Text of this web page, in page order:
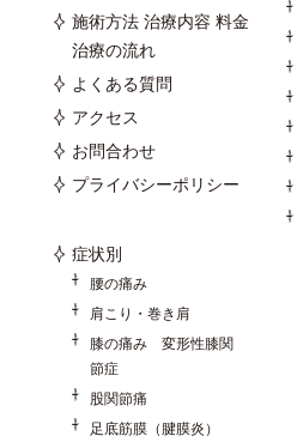
施術方法 治療内容 料金
治療の流れ
よくある質問
アクセス
お問合わせ
プライバシーポリシー
症状別
腰の痛み
肩こり・巻き肩
膝の痛み 変形性膝関
節症
股関節痛
足底筋膜（腱膜炎）